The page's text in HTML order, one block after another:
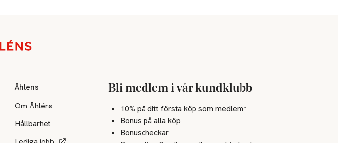
Åhlens
Om Åhléns
Hållbarhet
Bli medlem i vår kundklubb
10% på ditt första köp som medlem*
Bonus på alla köp
Bonuscheckar